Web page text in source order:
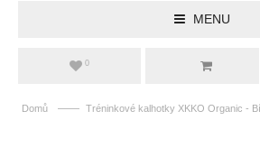
MENU
0
Domů —— Tréninkové kalhotky XKKO Organic -